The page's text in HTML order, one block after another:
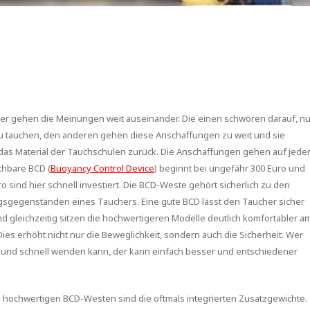
gehen die Meinungen weit auseinander. Die einen schwören darauf,
tauchen, den anderen gehen diese Anschaffungen zu weit und sie
Material der Tauchschulen zurück. Die Anschaffungen gehen auf
BCD (Buoyancy Control Device) beginnt bei ungefähr 300 Euro und
sind hier schnell investiert. Die BCD-Weste gehört sicherlich zu den
eines Tauchers. Eine gute BCD lässt den Taucher sicher
gleichzeitig sitzen die hochwertigeren Modelle deutlich komfortabler
erhöht nicht nur die Beweglichkeit, sondern auch die Sicherheit. Wer
schnell wenden kann, der kann einfach besser und entschiedener
BCD-Westen sind die oftmals integrierten Zusatzgewichte.